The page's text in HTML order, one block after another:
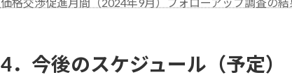
価格交渉促進月間（2024年9月）フォローアップ調査の結
4．今後のスケジュール（予定）